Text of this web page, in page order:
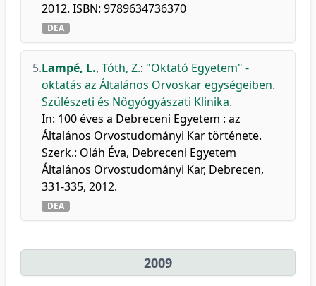
2012. ISBN: 9789634736370
DEA
5.Lampé, L., Tóth, Z.: "Oktató Egyetem" -
oktatás az Általános Orvoskar egységeiben.
Szülészeti és Nőgyógyászati Klinika.
In: 100 éves a Debreceni Egyetem : az
Általános Orvostudományi Kar története.
Szerk.: Oláh Éva, Debreceni Egyetem
Általános Orvostudományi Kar, Debrecen,
331-335, 2012.
DEA
2009